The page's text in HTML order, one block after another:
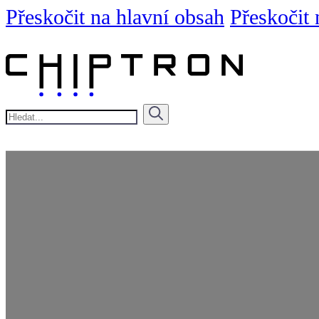
Přeskočit na hlavní obsah Přeskočit
Hledat